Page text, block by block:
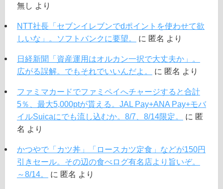
無し
より
NTT社長「セブンイレブンでdポイントを使わせて欲
しいな」。ソフトバンクに要望。
に 匿名 より
日経新聞「資産運用はオルカン一択で大丈夫か」。
広がる誤解。でもそれでいいんだよ。
に 匿名 より
ファミマカードでファミペイへチャージすると合計
5％、最大5,000ptが貰える。JAL Pay+ANA Pay+モバ
イルSuicaにでも流し込むか。8/7、8/14限定。
に 匿
名 より
かつやで「カツ丼」「ロースカツ定食」などが150円
引きセール。その辺の食べログ有名店より旨いぞ。
～8/14。
に 匿名 より